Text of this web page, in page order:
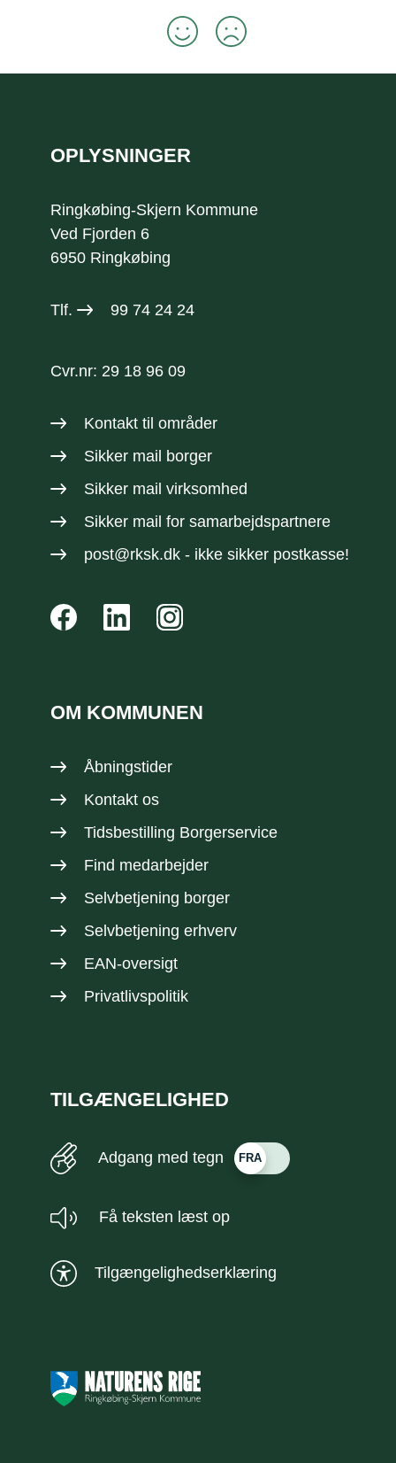
OPLYSNINGER
Ringkøbing-Skjern Kommune
Ved Fjorden 6
6950 Ringkøbing
Tlf. 99 74 24 24
Cvr.nr: 29 18 96 09
Kontakt til områder
Sikker mail borger
Sikker mail virksomhed
Sikker mail for samarbejdspartnere
post@rksk.dk- ikke sikker postkasse!
OM KOMMUNEN
Åbningstider
Kontakt os
Tidsbestilling Borgerservice
Find medarbejder
Selvbetjening borger
Selvbetjening erhverv
EAN-oversigt
Privatlivspolitik
TILGÆNGELIGHED
Adgang med tegn
Få teksten læst op
Tilgængelighedserklæring